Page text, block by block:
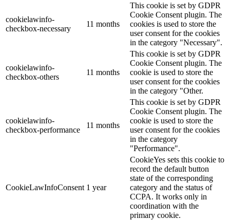
cookielawinfo-
checkbox-necessary
11 months
This cookie is set by GDPR
Cookie Consent plugin. The
cookies is used to store the
user consent for the cookies
in the category "Necessary".
cookielawinfo-
checkbox-others
11 months
This cookie is set by GDPR
Cookie Consent plugin. The
cookie is used to store the
user consent for the cookies
in the category "Other.
cookielawinfo-
checkbox-performance
11 months
This cookie is set by GDPR
Cookie Consent plugin. The
cookie is used to store the
user consent for the cookies
in the category
"Performance".
CookieLawInfoConsent 1 year
CookieYes sets this cookie to
record the default button
state of the corresponding
category and the status of
CCPA. It works only in
coordination with the
primary cookie.